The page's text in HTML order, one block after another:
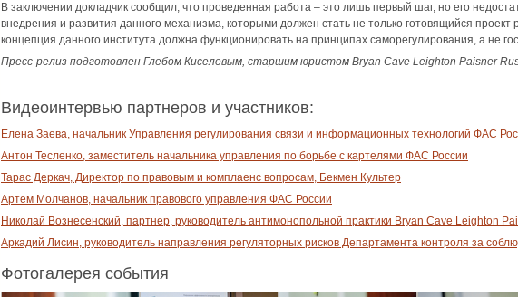
В заключении докладчик сообщил, что проведенная работа – это лишь первый шаг, но его
внедрения и развития данного механизма, которыми должен стать не только готовящийся
концепция данного института должна функционировать на принципах саморегулирования, а не
Пресс-релиз подготовлен Глебом Киселевым, старшим юристом Bryan Cave Leighton Paisner
Видеоинтервью партнеров и участников:
Елена Заева, начальник Управления регулирования связи и информационных технологий ФАС
Антон Тесленко, заместитель начальника управления по борьбе с картелями ФАС России
Тарас Деркач, Директор по правовым и комплаенс вопросам, Бекмен Культер
Артем Молчанов, начальник правового управления ФАС России
Николай Вознесенский, партнер, руководитель антимонопольной практики Bryan Cave Leighton
Аркадий Лисин, руководитель направления регуляторных рисков Департамента контроля за
Фотогалерея события